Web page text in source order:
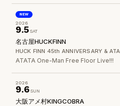
NEW
2026
9.5SAT
名古屋HUCKFINN
HUCK FINN 45th ANNIVERSARY &
ATATA One-Man Free Floor Live!!!
2026
9.6SUN
大阪アメ村KINGCOBRA